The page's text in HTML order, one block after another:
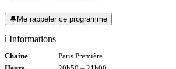
🔔Me rappeler ce programme
ℹ️ Informations
Chaîne
Paris Première